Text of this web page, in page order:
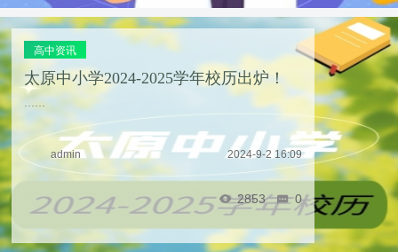
高中资讯
太原中小学2024-2025学年校历出炉！
……
admin 2024-9-2 16:09
2853 0